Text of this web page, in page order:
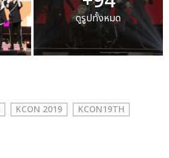
ดูรูปทั้งหมด
KCON 2019 KCON19TH